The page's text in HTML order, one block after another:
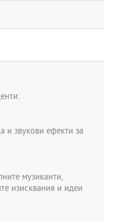
и звукови ефекти за
музиканти,
изисквания и идеи